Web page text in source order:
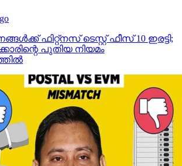
ഫിറ്റ്‌നസ് ടെസ്റ്റ് ഫീസ് 10 ഇരട്ടി;
പുതിയ നിയമം